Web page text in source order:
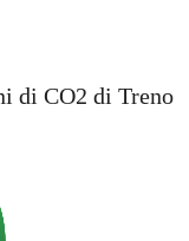
di CO2 di Treno